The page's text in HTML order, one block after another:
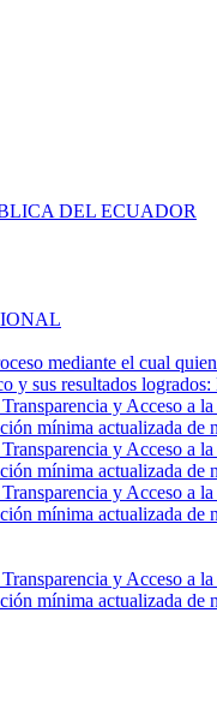
DEL ECUADOR
mediante el cual
y sus resultados
y Acceso a
mínima actualizada de
y Acceso a
mínima actualizada de
y Acceso a
mínima actualizada de
y Acceso a
mínima actualizada de